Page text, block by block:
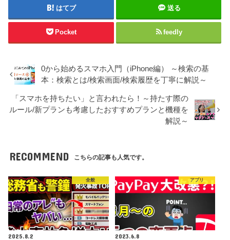
はてブ 送る
Pocket feedly
0から始めるスマホ入門（iPhone編） ～検索の基
本：検索とは/検索画面/検索履歴を丁寧に解説～
「スマホを持ちたい」と言われたら！～持たす際の
ルール/新プランも考慮したおすすめプランと機種を
解説～
RECOMMEND こちらの記事も人気です。
全般
2025.8.2
アプリ
2023.6.8